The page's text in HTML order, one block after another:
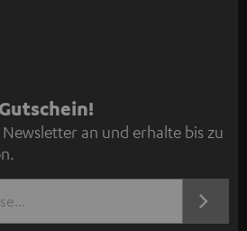
an und erhalte bis zu
JETZT